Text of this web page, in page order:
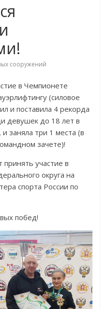
сооружений
в Чемпионете
(силовое
и поставила 4 рекорда
девушек до 18 лет в
заняла три 1 места (в
зачете)!
участие в
округа на
спорта России по
побед!